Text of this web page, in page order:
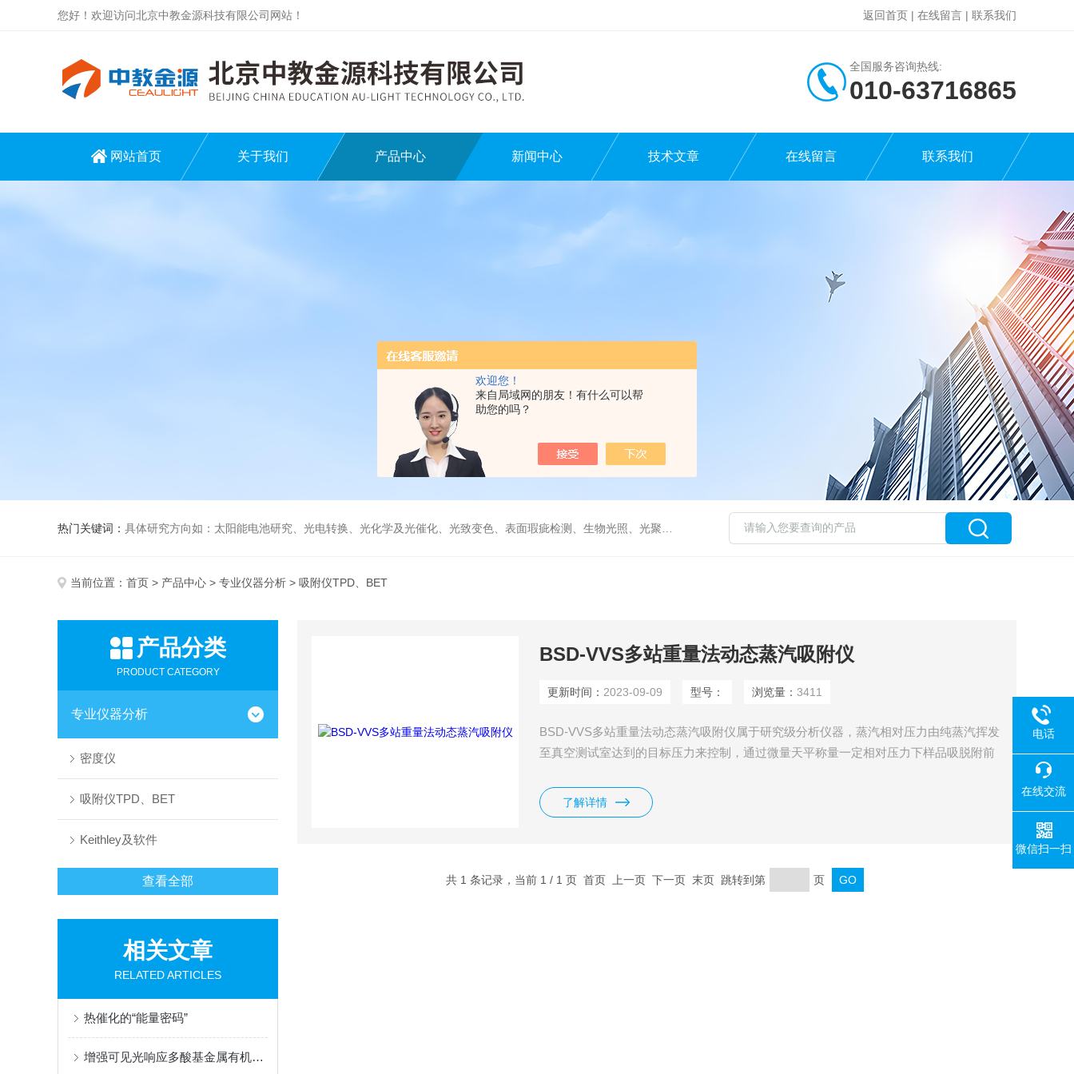
欢迎您！
来自局域网的朋友！有什么可以帮
助您的吗？
您好！欢迎访问北京中教金源科技有限公司网站！ 返回首页 | 在线留言 | 联系我们
全国服务咨询热线:
010-63716865
网站首页 关于我们 产品中心 新闻中心 技术文章 在线留言 联系我们
热门关键词： 具体研究方向如：太阳能电池研究、光电转换、光化学及光催化、光致变色、表面瑕疵检测、生物光照、光聚合等诸多领域。
当前位置： 首页 > 产品中心 > 专业仪器分析 > 吸附仪TPD、BET
产品分类
PRODUCT CATEGORY
专业仪器分析
密度仪
吸附仪TPD、BET
Keithley及软件
查看全部
相关文章
RELATED ARTICLES
热催化的“能量密码”
增强可见光响应多酸基金属有机框架中载流子的分离效率以实现苄胺的高效氧化
BSD-VVS多站重量法动态蒸汽吸附仪
更新时间： 2023-09-09 型号： 浏览量：3411
BSD-VVS多站重量法动态蒸汽吸附仪属于研究级分析仪器，蒸汽相对压力由纯蒸汽挥发
至真空测试室达到的目标压力来控制，通过微量天平称量一定相对压力下样品吸脱附前
是处于真空环境中，吸附过程中吸附质是“静止”不流动的，所以，该方法通常被称为“真
空静态”重量法蒸汽吸附。该方法适合分子筛、催化剂、MOF材料等吸附剂的吸附性能
了解详情
共 1 条记录，当前 1 / 1 页 首页 上一页 下一页 末页 跳转到第 页
电话
在线交流
微信扫一扫